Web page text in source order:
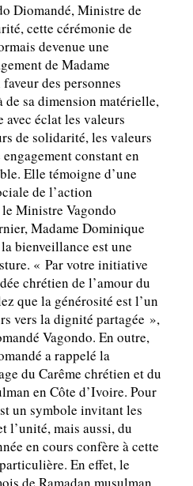
Diomandé, Ministre de
cette cérémonie de
devenue une
de Madame
des personnes
sa dimension matérielle,
avec éclat les valeurs
de solidarité, les valeurs
constant en
Elle témoigne d’une
de l’action
Ministre Vagondo
Madame Dominique
bienveillance est une
« Par votre initiative
chrétien de l’amour du
que la générosité est l’un
vers la dignité partagée »,
Vagondo. En outre,
a rappelé la
du Carême chrétien et du
en Côte d’Ivoire. Pour
un symbole invitant les
l’unité, mais aussi, du
en cours confère à cette
En effet, le